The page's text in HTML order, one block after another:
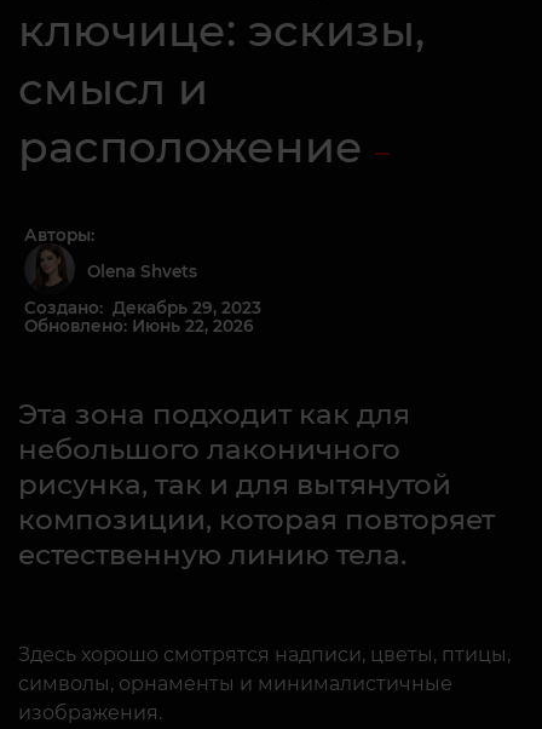
ключице: эскизы,
смысл и
расположение
Авторы:
Olena Shvets
Создано: Декабрь 29, 2023
Обновлено: Июнь 22, 2026
Эта зона подходит как для
небольшого лаконичного
рисунка, так и для вытянутой
композиции, которая повторяет
естественную линию тела.
Здесь хорошо смотрятся надписи, цветы, птицы,
символы, орнаменты и минималистичные
изображения.